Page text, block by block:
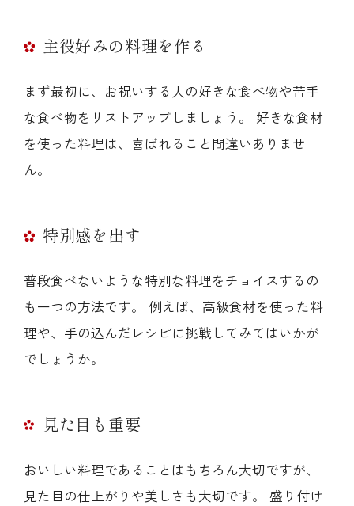
主役好みの料理を作る
まず最初に、お祝いする人の好きな食べ物や苦手
な食べ物をリストアップしましょう。 好きな食材
を使った料理は、喜ばれること間違いありませ
ん。
特別感を出す
普段食べないような特別な料理をチョイスするの
も一つの方法です。 例えば、高級食材を使った料
理や、手の込んだレシピに挑戦してみてはいかが
でしょうか。
見た目も重要
おいしい料理であることはもちろん大切ですが、
見た目の仕上がりや美しさも大切です。 盛り付け